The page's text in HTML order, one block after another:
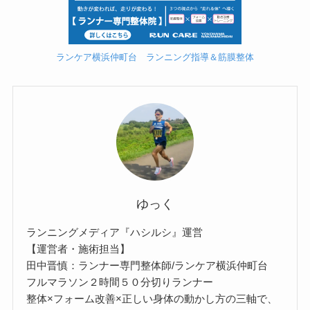
ランケア横浜仲町台 ランニング指導＆筋膜整体
ゆっく
ランニングメディア『ハシルシ』運営
【運営者・施術担当】
田中晋慎：ランナー専門整体師/ランケア横浜仲町台
フルマラソン２時間５０分切りランナー
整体×フォーム改善×正しい身体の動かし方の三軸で、